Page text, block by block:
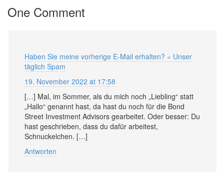
One Comment
Haben Sie meine vorherige E-Mail erhalten? « Unser
täglich Spam
19. November 2022 at 17:58
[…] Mal, im Sommer, als du mich noch „Liebling“ statt
„Hallo“ genannt hast, da hast du noch für die Bond
Street Investment Advisors gearbeitet. Oder besser: Du
hast geschrieben, dass du dafür arbeitest,
Schnuckelchen. […]
Antworten